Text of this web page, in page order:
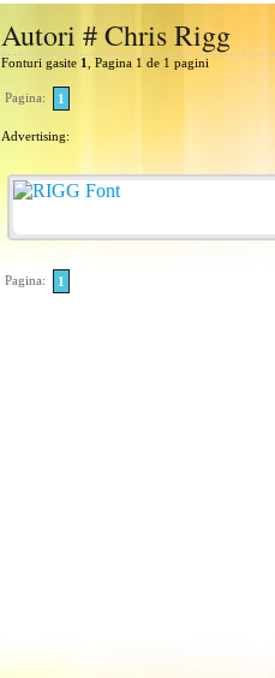
Autori # Chris Rigg
Fonturi gasite 1 , Pagina 1 de 1 pagini
Pagina: 1
Advertising:
Pagina: 1